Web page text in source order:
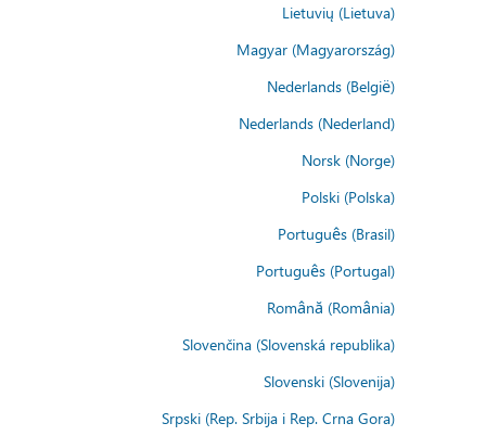
Lietuvių (Lietuva)
Magyar (Magyarország)
Nederlands (België)
Nederlands (Nederland)
Norsk (Norge)
Polski (Polska)
Português (Brasil)
Português (Portugal)
Română (România)
Slovenčina (Slovenská republika)
Slovenski (Slovenija)
Srpski (Rep. Srbija i Rep. Crna Gora)